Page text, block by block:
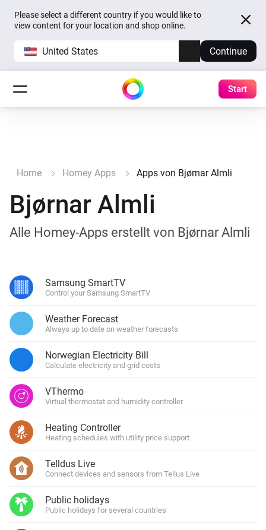
Please select a different country if you would like to
view content for your location and shop online.
United States Continue
Start
Home Homey Apps Apps von Bjørnar Almli
Bjørnar Almli
Alle Homey-Apps erstellt von Bjørnar Almli
Samsung SmartTV
Control your Samsung SmartTV
Weather Forecast
Always up to date on weather forecasts
Norwegian Electricity Bill
Calculate electricity and grid costs
VThermo
Virtual thermostat and humidity controller
Heating Controller
Heating schedules with utility price support
Telldus Live
Connect devices and sensors from Tellus Live
Public holidays
Public holidays for several countries